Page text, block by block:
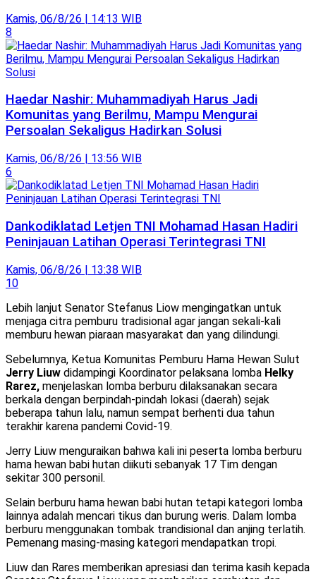
Kamis, 06/8/26 | 14:13 WIB
8
Haedar Nashir: Muhammadiyah Harus Jadi
Komunitas yang Berilmu, Mampu Mengurai
Persoalan Sekaligus Hadirkan Solusi
Kamis, 06/8/26 | 13:56 WIB
6
Dankodiklatad Letjen TNI Mohamad Hasan Hadiri
Peninjauan Latihan Operasi Terintegrasi TNI
Kamis, 06/8/26 | 13:38 WIB
10
Lebih lanjut Senator Stefanus Liow mengingatkan untuk
menjaga citra pemburu tradisional agar jangan sekali-kali
memburu hewan piaraan masyarakat dan yang dilindungi.
Sebelumnya, Ketua Komunitas Pemburu Hama Hewan Sulut
Jerry Liuw didampingi Koordinator pelaksana lomba Helky
Rarez, menjelaskan lomba berburu dilaksanakan secara
berkala dengan berpindah-pindah lokasi (daerah) sejak
beberapa tahun lalu, namun sempat berhenti dua tahun
terakhir karena pandemi Covid-19.
Jerry Liuw menguraikan bahwa kali ini peserta lomba berburu
hama hewan babi hutan diikuti sebanyak 17 Tim dengan
sekitar 300 personil.
Selain berburu hama hewan babi hutan tetapi kategori lomba
lainnya adalah mencari tikus dan burung weris. Dalam lomba
berburu menggunakan tombak trandisional dan anjing terlatih.
Pemenang masing-masing kategori mendapatkan tropi.
Liuw dan Rares memberikan apresiasi dan terima kasih kepada